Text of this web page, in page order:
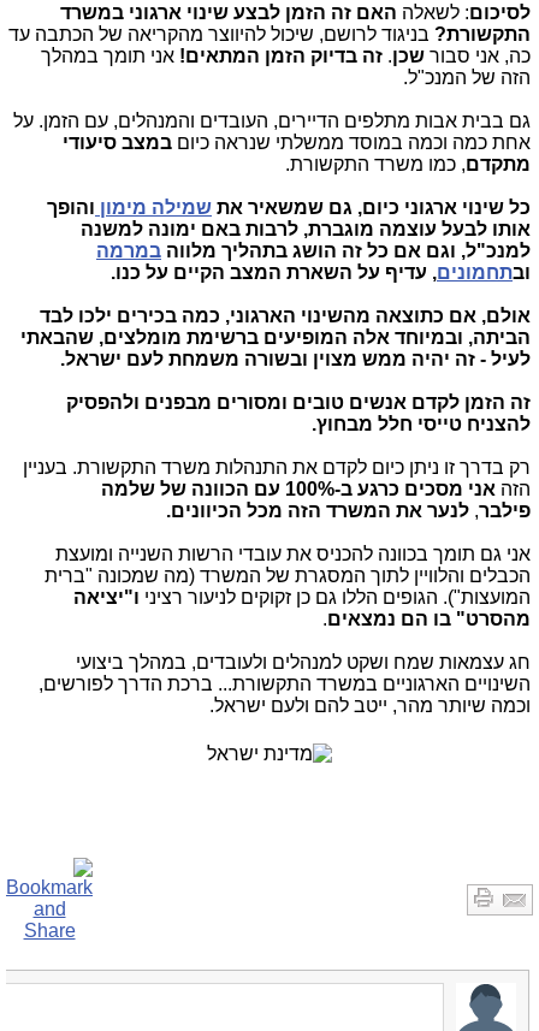
לסיכום: לשאלה האם זה הזמן לבצע שינוי ארגוני במשרד
התקשורת? בניגוד לרושם, שיכול להיווצר מהקריאה של הכתבה עד
כה, אני סבור שכן. זה בדיוק הזמן המתאים! אני תומך במהלך
הזה של המנכ"ל.
גם בבית אבות מתלפים הדיירים, העובדים והמנהלים, עם הזמן. על
אחת כמה וכמה במוסד ממשלתי שנראה כיום במצב סיעודי
מתקדם, כמו משרד התקשורת.
כל שינוי ארגוני כיום, גם שמשאיר את שמילה מימון והופך
אותו לבעל עוצמה מוגברת, לרבות באם ימונה למשנה
למנכ"ל, וגם אם כל זה הושג בתהליך מלווה במרמה
ובתחמונים, עדיף על השארת המצב הקיים על כנו.
אולם, אם כתוצאה מהשינוי הארגוני, כמה בכירים ילכו לבד
הביתה, ובמיוחד אלה המופיעים ברשימת מומלצים, שהבאתי
לעיל - זה יהיה ממש מצוין ובשורה משמחת לעם ישראל.
זה הזמן לקדם אנשים טובים ומסורים מבפנים ולהפסיק
להצניח טייסי חלל מבחוץ.
רק בדרך זו ניתן כיום לקדם את התנהלות משרד התקשורת. בעניין
הזה
אני מסכים כרגע ב-100% עם הכוונה של שלמה
פילבר, לנער את המשרד הזה מכל הכיוונים.
אני גם תומך בכוונה להכניס את עובדי הרשות השנייה ומועצת
הכבלים והלוויין לתוך המסגרת של המשרד (מה שמכונה "ברית
המועצות"). הגופים הללו גם כן זקוקים לניעור רציני ו"יציאה
מהסרט" בו הם נמצאים.
חג עצמאות שמח ושקט למנהלים ולעובדים, במהלך ביצועי
השינויים הארגוניים במשרד התקשורת... ברכת הדרך לפורשים,
וכמה שיותר מהר, ייטב להם ולעם ישראל.